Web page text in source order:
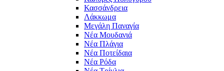
Κασσάνδρεια
Λάκκωμα
Μεγάλη Παναγία
Νέα Μουδανιά
Νέα Πλάγια
Νέα Ποτείδαια
Νέα Ρόδα